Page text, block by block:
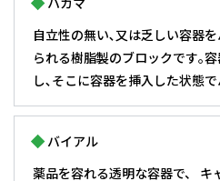
自立性の無い､又は乏しい容器
られる樹脂製のブロックです｡
し､そこに容器を挿入した状態
バイアル
薬品を容れる透明な容器で、 キ